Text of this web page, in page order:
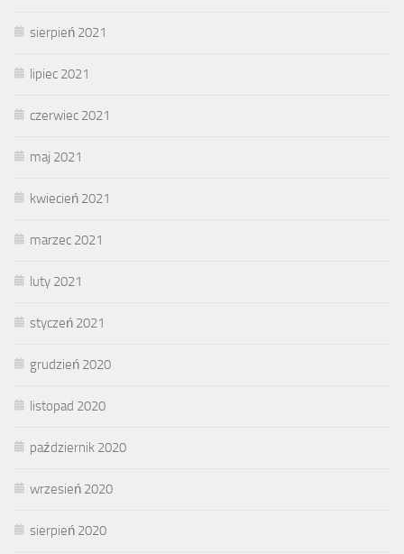
sierpień 2021
lipiec 2021
czerwiec 2021
maj 2021
kwiecień 2021
marzec 2021
luty 2021
styczeń 2021
grudzień 2020
listopad 2020
październik 2020
wrzesień 2020
sierpień 2020